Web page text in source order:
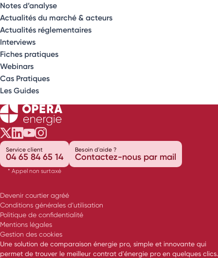
Notes d’analyse
Actualités du marché & acteurs
Actualités réglementaires
Interviews
Fiches pratiques
Webinars
Cas Pratiques
Les Guides
Opéra Énergie sur Twitter
Opéra Énergie sur LinkedIn
Opéra Énergie sur Youtube
Opéra Énergie sur Instagram
Service client
04 65 84 65 14
* Appel non surtaxé
Besoin d'aide ?
Contactez-nous par mail
Devenir courtier agréé
Conditions générales d’utilisation
Politique de confidentialité
Mentions légales
Gestion des cookies
Une solution de comparaison énergie pro, simple et innovante qui
permet de trouver le meilleur contrat d'énergie pro en quelques clics.